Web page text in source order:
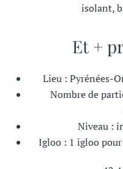
isolant,
Et +
Lieu : Pyrénées-
Nombre de
Niveau :
Igloo : 1 igloo